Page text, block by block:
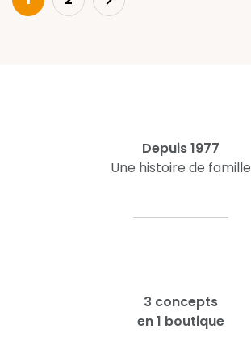
Depuis 1977
Une histoire de famille
3 concepts
en 1 boutique